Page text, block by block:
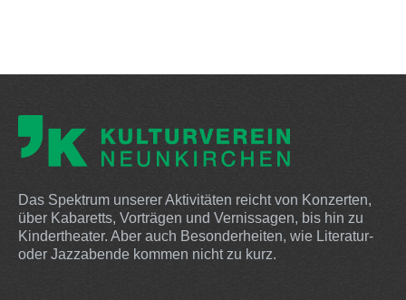
Das Spektrum unserer Aktivitäten reicht von Konzerten,
über Kabaretts, Vorträgen und Vernissagen, bis hin zu
Kindertheater. Aber auch Besonderheiten, wie Literatur-
oder Jazzabende kommen nicht zu kurz.